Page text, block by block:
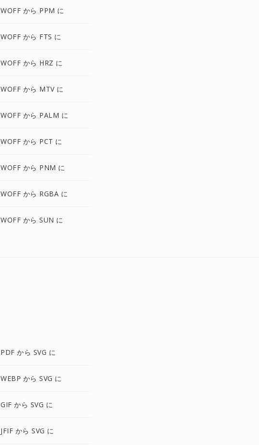
WOFF から PPM に
WOFF から FTS に
WOFF から HRZ に
WOFF から MTV に
WOFF から PALM に
WOFF から PCT に
WOFF から PNM に
WOFF から RGBA に
WOFF から SUN に
PDF から SVG に
WEBP から SVG に
GIF から SVG に
JFIF から SVG に